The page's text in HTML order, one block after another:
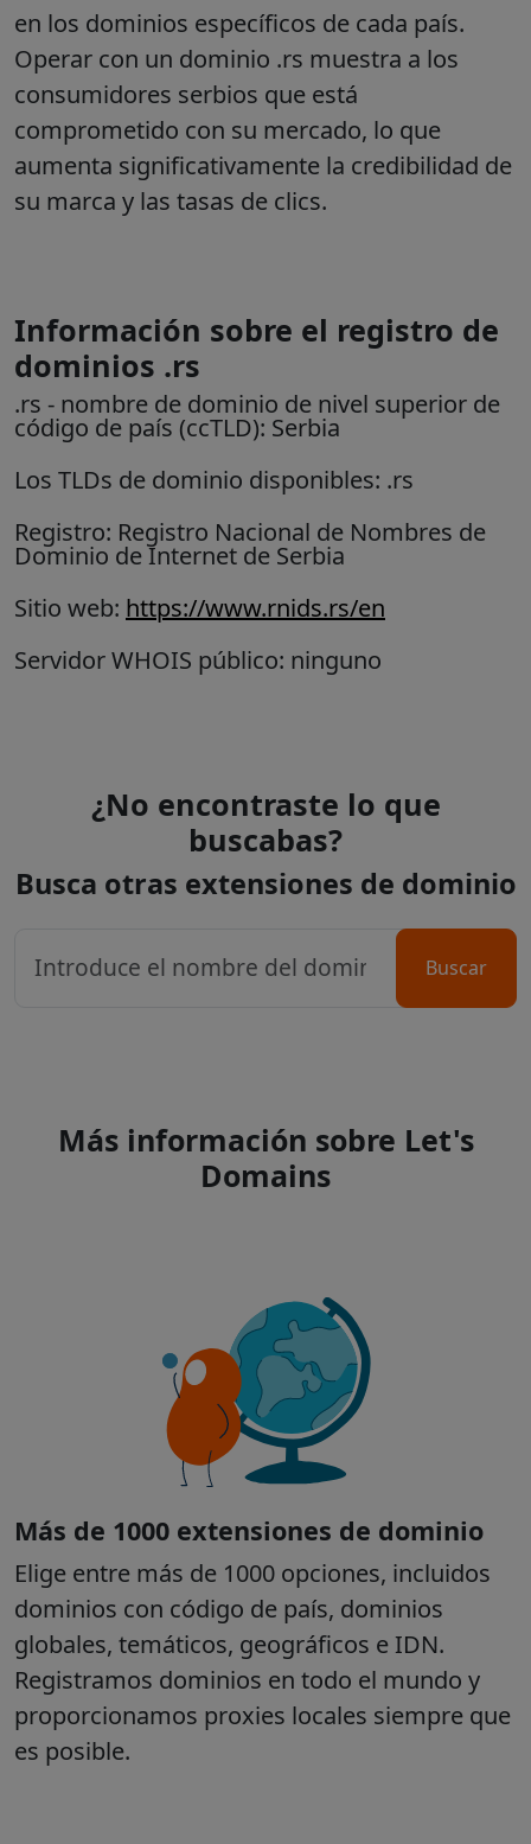
en los dominios específicos de cada país.
Operar con un dominio .rs muestra a los
consumidores serbios que está
comprometido con su mercado, lo que
aumenta significativamente la credibilidad de
su marca y las tasas de clics.
Información sobre el registro de
dominios .rs
.rs - nombre de dominio de nivel superior de
código de país (ccTLD): Serbia
Los TLDs de dominio disponibles: .rs
Registro: Registro Nacional de Nombres de
Dominio de Internet de Serbia
Sitio web: https://www.rnids.rs/en
Servidor WHOIS público: ninguno
¿No encontraste lo que
buscabas?
Busca otras extensiones de dominio
Buscar